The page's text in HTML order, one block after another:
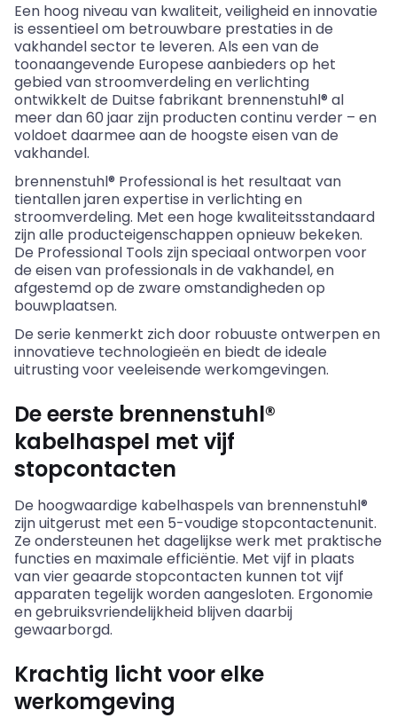
Een hoog niveau van kwaliteit, veiligheid en innovatie
is essentieel om betrouwbare prestaties in de
vakhandel sector te leveren. Als een van de
toonaangevende Europese aanbieders op het
gebied van stroomverdeling en verlichting
ontwikkelt de Duitse fabrikant brennenstuhl® al
meer dan 60 jaar zijn producten continu verder – en
voldoet daarmee aan de hoogste eisen van de
vakhandel.
brennenstuhl® Professional is het resultaat van
tientallen jaren expertise in verlichting en
stroomverdeling. Met een hoge kwaliteitsstandaard
zijn alle producteigenschappen opnieuw bekeken.
De Professional Tools zijn speciaal ontworpen voor
de eisen van professionals in de vakhandel, en
afgestemd op de zware omstandigheden op
bouwplaatsen.
De serie kenmerkt zich door robuuste ontwerpen en
innovatieve technologieën en biedt de ideale
uitrusting voor veeleisende werkomgevingen.
De eerste brennenstuhl®
kabelhaspel met vijf
stopcontacten
De hoogwaardige kabelhaspels van brennenstuhl®
zijn uitgerust met een 5-voudige stopcontactenunit.
Ze ondersteunen het dagelijkse werk met praktische
functies en maximale efficiëntie. Met vijf in plaats
van vier geaarde stopcontacten kunnen tot vijf
apparaten tegelijk worden aangesloten. Ergonomie
en gebruiksvriendelijkheid blijven daarbij
gewaarborgd.
Krachtig licht voor elke
werkomgeving